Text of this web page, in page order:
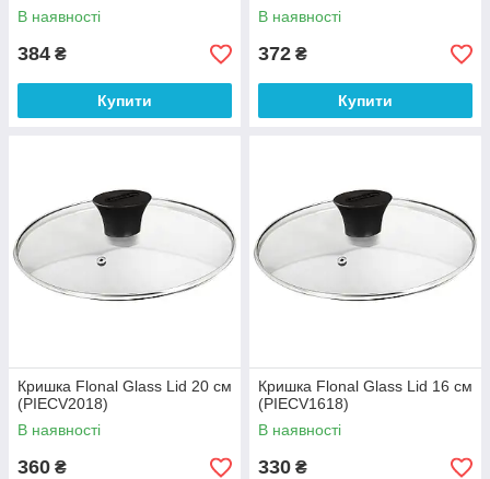
В наявності
384 ₴
Купити
В наявності
372 ₴
Купити
Кришка Flonal Glass Lid 20 см
(PIECV2018)
В наявності
360 ₴
Кришка Flonal Glass Lid 16 см
(PIECV1618)
В наявності
330 ₴